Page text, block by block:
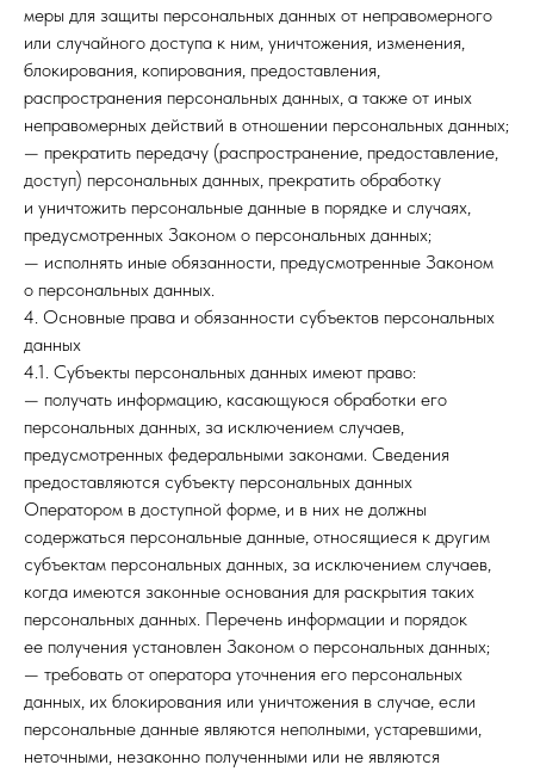
меры для защиты персональных данных от неправомерного
или случайного доступа к ним, уничтожения, изменения,
блокирования, копирования, предоставления,
распространения персональных данных, а также от иных
неправомерных действий в отношении персональных данных;
— прекратить передачу (распространение, предоставление,
доступ) персональных данных, прекратить обработку
и уничтожить персональные данные в порядке и случаях,
предусмотренных Законом о персональных данных;
— исполнять иные обязанности, предусмотренные Законом
о персональных данных.
4. Основные права и обязанности субъектов персональных
данных
4.1. Субъекты персональных данных имеют право:
— получать информацию, касающуюся обработки его
персональных данных, за исключением случаев,
предусмотренных федеральными законами. Сведения
предоставляются субъекту персональных данных
Оператором в доступной форме, и в них не должны
содержаться персональные данные, относящиеся к другим
субъектам персональных данных, за исключением случаев,
когда имеются законные основания для раскрытия таких
персональных данных. Перечень информации и порядок
ее получения установлен Законом о персональных данных;
— требовать от оператора уточнения его персональных
данных, их блокирования или уничтожения в случае, если
персональные данные являются неполными, устаревшими,
неточными, незаконно полученными или не являются